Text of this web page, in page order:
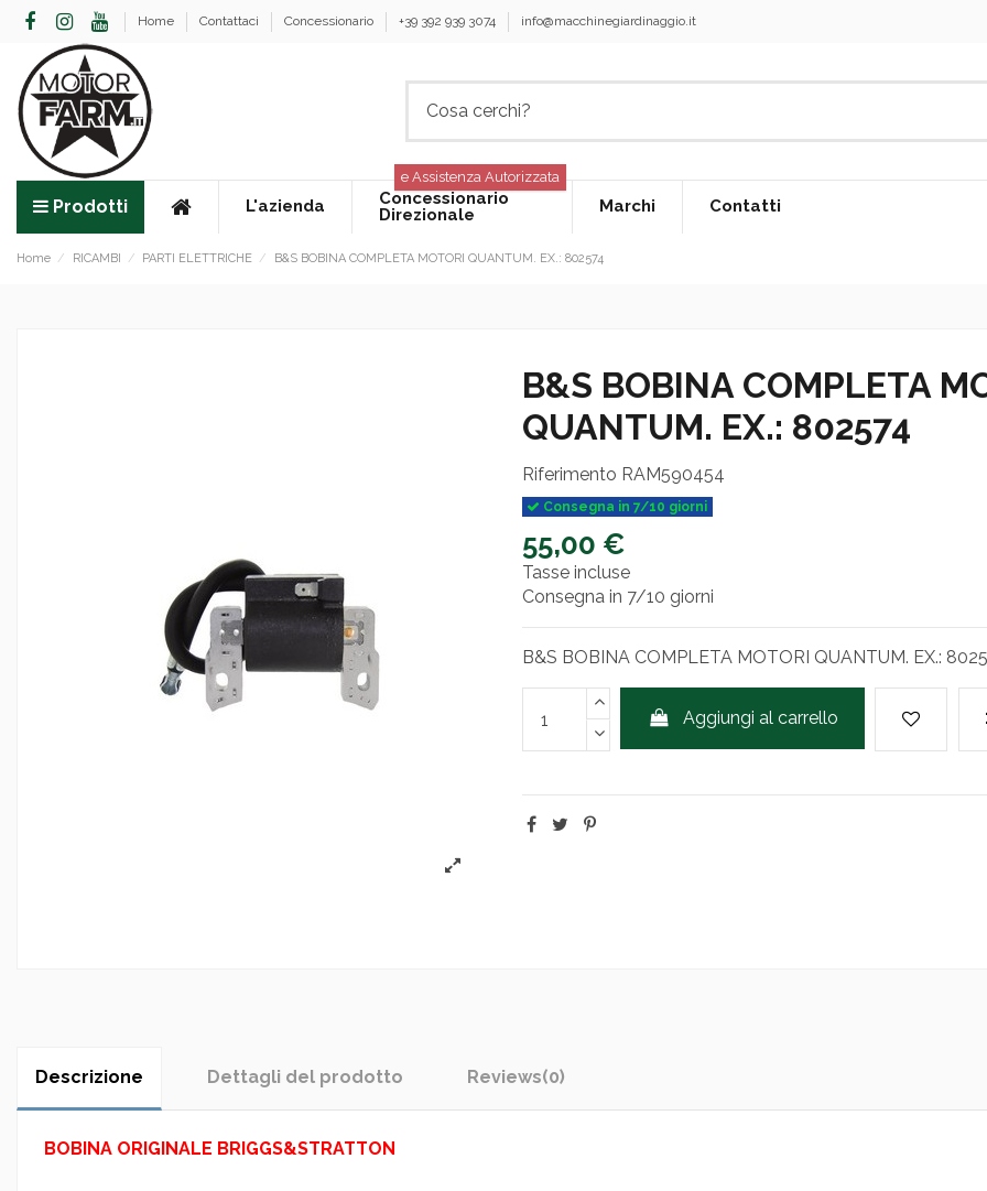
Home Contattaci Concessionario +39 392 939 3074 info@macchinegiardinaggio.it
Prodotti L'azienda
Concessionario
Direzionale
e Assistenza Autorizzata
Marchi Contatti
Home RICAMBI PARTI ELETTRICHE B&S BOBINA COMPLETA MOTORI QUANTUM. EX.: 802574
B&S BOBINA COMPLETA
QUANTUM. EX.: 802574
Riferimento RAM590454
Consegna in 7/10 giorni
55,00 €
Tasse incluse
Consegna in 7/10 giorni
B&S BOBINA COMPLETA MOTORI QUANTUM. EX.:
Aggiungi al carrello
Descrizione Dettagli del prodotto Reviews(0)
BOBINA ORIGINALE BRIGGS&STRATTON